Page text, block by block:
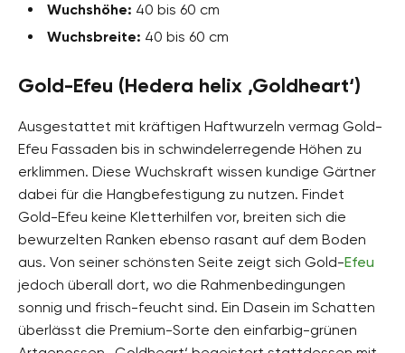
Wuchshöhe: 40 bis 60 cm
Wuchsbreite: 40 bis 60 cm
Gold-Efeu (Hedera helix ‚Goldheart‘)
Ausgestattet mit kräftigen Haftwurzeln vermag Gold-
Efeu Fassaden bis in schwindelerregende Höhen zu
erklimmen. Diese Wuchskraft wissen kundige Gärtner
dabei für die Hangbefestigung zu nutzen. Findet
Gold-Efeu keine Kletterhilfen vor, breiten sich die
bewurzelten Ranken ebenso rasant auf dem Boden
aus. Von seiner schönsten Seite zeigt sich Gold-Efeu
jedoch überall dort, wo die Rahmenbedingungen
sonnig und frisch-feucht sind. Ein Dasein im Schatten
überlässt die Premium-Sorte den einfarbig-grünen